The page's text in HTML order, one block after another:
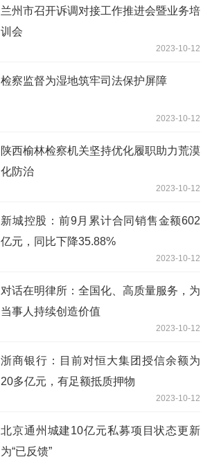
兰州市召开诉调对接工作推进会暨业务培
训会
2023-10-12
检察监督为湿地筑牢司法保护屏障
2023-10-12
陕西榆林检察机关坚持优化履职助力荒漠
化防治
2023-10-12
新城控股：前9月累计合同销售金额602
亿元，同比下降35.88%
2023-10-12
对话在明律所：全国化、高质量服务，为
当事人持续创造价值
2023-10-12
浙商银行：目前对恒大集团授信余额为
20多亿元，有足额抵质押物
2023-10-12
北京通州城建10亿元私募项目状态更新
为“已反馈”